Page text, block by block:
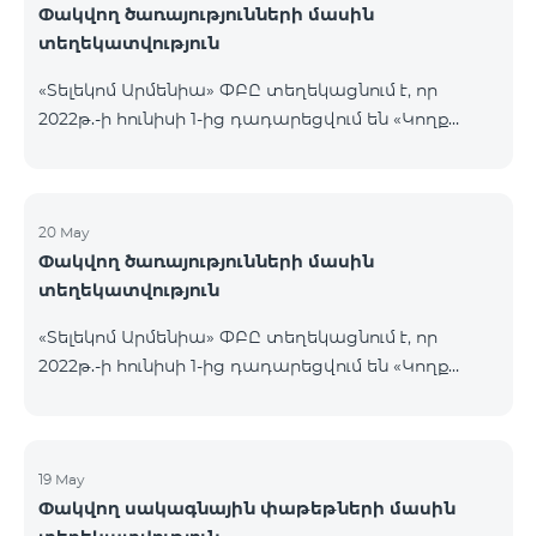
Փակվող ծառայությունների մասին
տեղեկատվություն
«Տելեկոմ Արմենիա» ՓԲԸ տեղեկացնում է, որ
2022թ.-ի հունիսի 1-ից դադարեցվում են «Կողք
երկարացման հնարավորությունը: Ինչպես նաև
դադարեցվում է «Սիրելի համարներ»
ծառայության նոր միացումները և գործողությունը։
20 May
Փակվող ծառայությունների մասին
տեղեկատվություն
«Տելեկոմ Արմենիա» ՓԲԸ տեղեկացնում է, որ
2022թ.-ի հունիսի 1-ից դադարեցվում են «Կողք
երկարացման հնարավորությունը: Ինչպես նաև
դադարեցվում է «Սիրելի համարներ»
19 May
Փակվող սակագնային փաթեթների մասին